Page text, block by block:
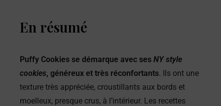
En résumé
Puffy Cookies se démarque avec ses NY style
cookies, généreux et très réconfortants. Ils ont une
texture très appréciée, croustillants aux bords et
moelleux, presque crus, à l’intérieur. Les recettes